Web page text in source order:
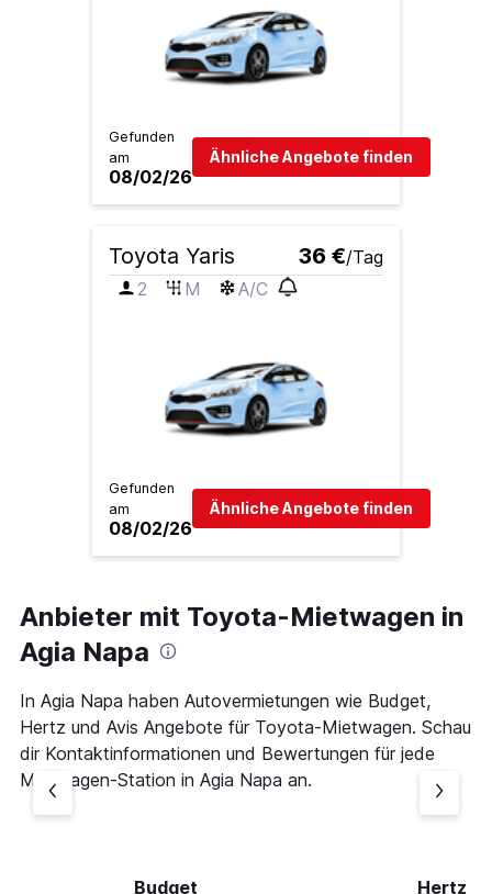
Gefunden
am
08/02/26
Ähnliche Angebote finden
Toyota Yaris 36 €/Tag
2
M A/C
Gefunden
am
08/02/26
Ähnliche Angebote finden
Anbieter mit Toyota-Mietwagen in
Agia Napa
In Agia Napa haben Autovermietungen wie Budget,
Hertz und Avis Angebote für Toyota-Mietwagen. Schau
dir Kontaktinformationen und Bewertungen für jede
Mietwagen-Station in Agia Napa an.
Budget Hertz